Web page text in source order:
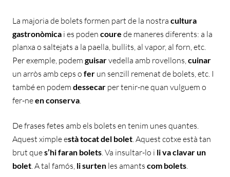
La majoria de bolets formen part de la nostra cultura
gastronòmica i es poden coure de maneres diferents: a la
planxa o saltejats a la paella, bullits, al vapor, al forn, etc.
Per exemple, podem guisarvedella amb rovellons, cuinar
un arròs amb ceps o fer un senzill remenat de bolets, etc. I
també en podem dessecar per tenir-ne quan vulguem o
fer-neen conserva
De frases fetes amb els bolets en tenim unes quantes.
Aquest ximple està tocat del bolet . Aquest cotxe està tan
brut ques’hi faran bolets . Va insultar-lo i li va clavar un
bolet . A tal famós, li surten les amants com bolets